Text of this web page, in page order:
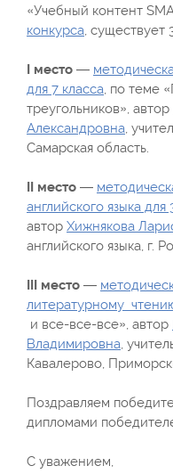
«Учебный контент
конкурса, существует
I место —
для 7 класса, по теме
треугольников», автор
Александровна,
Самарская область.
II место —
английского языка для
автор Хижнякова
английского языка, г.
III место —
литературному
и все-все-все», автор
Владимировна,
Кавалерово,
Поздравляем
дипломами
С уважением,